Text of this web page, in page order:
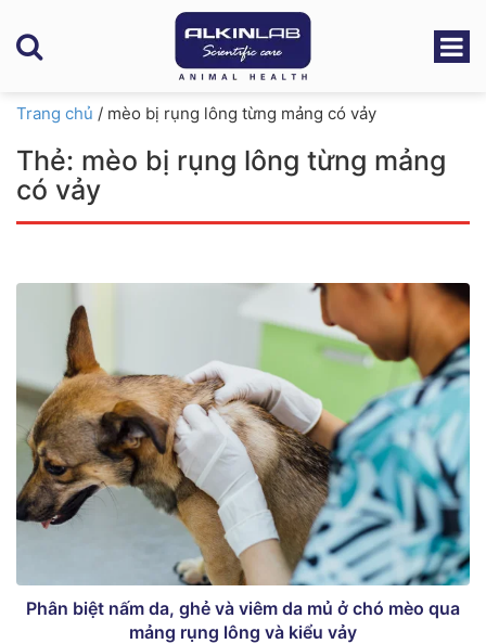
Trang chủ / mèo bị rụng lông từng mảng có vảy
Thẻ: mèo bị rụng lông từng mảng
có vảy
Phân biệt nấm da, ghẻ và viêm da mủ ở chó mèo qua
mảng rụng lông và kiểu vảy